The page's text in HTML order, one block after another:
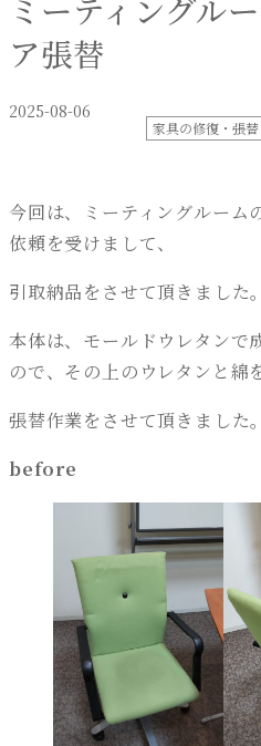
ミーティングル
ア張替
2025-08-06
家具の修復・張替
今回は、ミーティングルーム
依頼を受けまして、
引取納品をさせて頂きました。
本体は、モールドウレタンで
ので、その上のウレタンと綿
張替作業をさせて頂きました。
before